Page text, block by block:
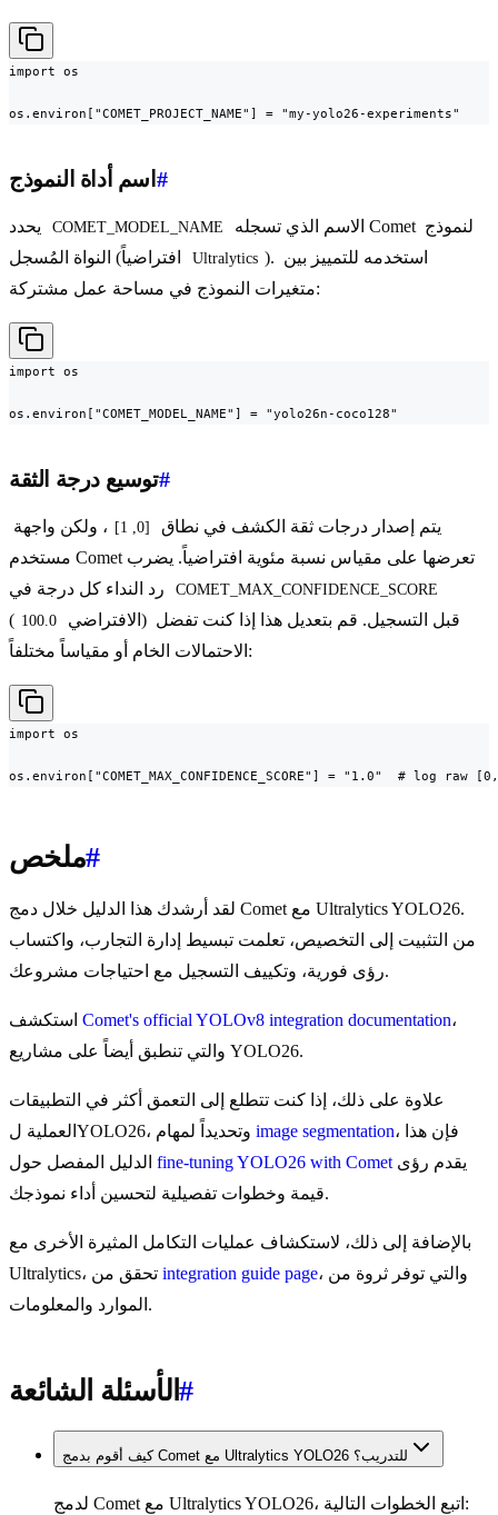
import os
os.environ["COMET_PROJECT_NAME"] = "my-yolo26-experiments"
اسم أداة النموذج #
COMET_MODEL_NAME
Ultralytics ). استخدمه للتمييز بين
متغيرات النموذج في مساحة عمل مشتركة:
import os
os.environ["COMET_MODEL_NAME"] = "yolo26n-coco128"
توسيع درجة الثقة#
يتم إصدار درجات ثقة الكشف في نطاق [0, 1]
، ولكن واجهة
مستخدم Comet تعرضها على مقياس نسبة مئوية افتراضياً. يضرب
COMET_MAX_CONFIDENCE_SCORE
(الافتراضي 100.0
) قبل التسجيل. قم بتعديل هذا إذا كنت تفضل
الاحتمالات الخام أو مقياساً مختلفاً:
import os
os.environ["COMET_MAX_CONFIDENCE_SCORE"] = "1.0"  # log raw
ملخص#
لقد أرشدك هذا الدليل خلال دمج Comet مع Ultralytics YOLO26.
من التثبيت إلى التخصيص، تعلمت تبسيط إدارة التجارب، واكتساب
رؤى فورية، وتكييف التسجيل مع احتياجات مشروعك.
Comet's official YOLOv8 integration documentation،
والتي تنطبق أيضاً على مشاريع YOLO26.
علاوة على ذلك، إذا كنت تتطلع إلى التعمق أكثر في التطبيقات
image segmentation، فإن هذا
fine-tuning YOLO26 with Cometيقدم رؤى
قيمة وخطوات تفصيلية لتحسين أداء نموذجك.
بالإضافة إلى ذلك، لاستكشاف عمليات التكامل المثيرة الأخرى مع
integration guide page، والتي توفر ثروة من
الموارد والمعلومات.
الأسئلة الشائعة#
كيف أقوم بدمج Comet مع Ultralytics YOLO26 للتدريب؟
لدمج Comet مع Ultralytics YOLO26، اتبع الخطوات التالية: